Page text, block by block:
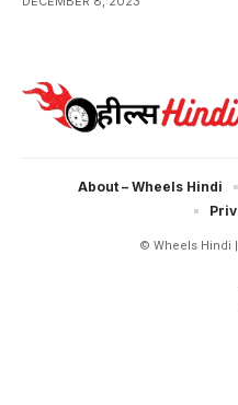
© Wheels Hindi
About – Wheels Hindi